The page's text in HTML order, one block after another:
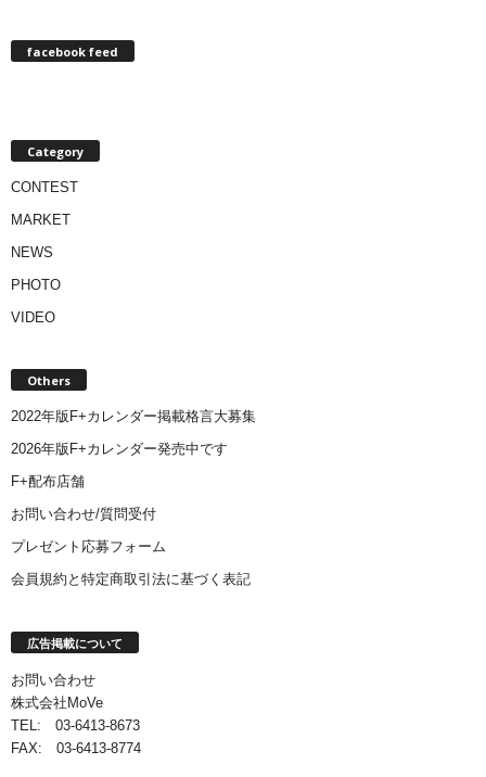
facebook feed
Category
CONTEST
MARKET
NEWS
PHOTO
VIDEO
Others
2022年版F+カレンダー掲載格言大募集
2026年版F+カレンダー発売中です
F+配布店舗
お問い合わせ/質問受付
プレゼント応募フォーム
会員規約と特定商取引法に基づく表記
広告掲載について
お問い合わせ
株式会社MoVe
TEL: 03-6413-8673
FAX: 03-6413-8774